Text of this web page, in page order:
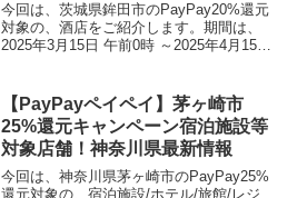
今回は、茨城県鉾田市のPayPay20%還元
対象の、酒店をご紹介します。期間は、
2025年3月15日 午前0時 ～2025年4月15日
た。...
【PayPayペイペイ】茅ヶ崎市
25%還元キャンペーン宿泊施設等
対象店舗！神奈川県最新情報
今回は、神奈川県茅ヶ崎市のPayPay25%
還元対象の、宿泊施設/ホテル/旅館/レジ